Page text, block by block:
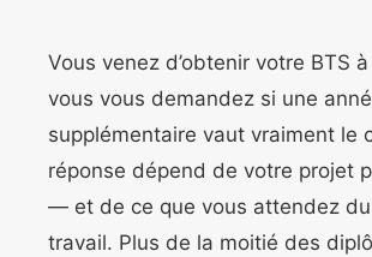
Vous venez d’obtenir votre BTS
vous vous demandez si une
supplémentaire vaut vraiment le
réponse dépend de votre projet
— et de ce que vous attendez
travail. Plus de la moitié des